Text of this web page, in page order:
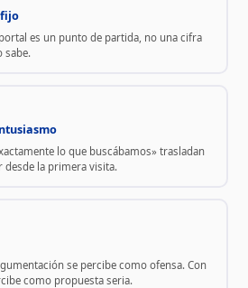
fijo
es un punto de partida, no una cifra
sabe.
lo que buscábamos» trasladan
la primera visita.
se percibe como ofensa. Con
como propuesta seria.